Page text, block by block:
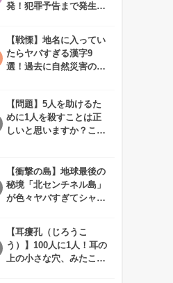
発！犯罪予告まで発生す
【戦慄】地名に入ってい
たらヤバすぎる漢字9
選！過去に自然災害の歴
【問題】5人を助けるた
めに1人を殺すことは正
しいと思いますか？この
【衝撃の島】地球最後の
秘境「北センチネル島」
が色々ヤバすぎてシャレ
【耳瘻孔（じろうこ
う）】100人に1人！耳の
上の小さな穴、みたこと